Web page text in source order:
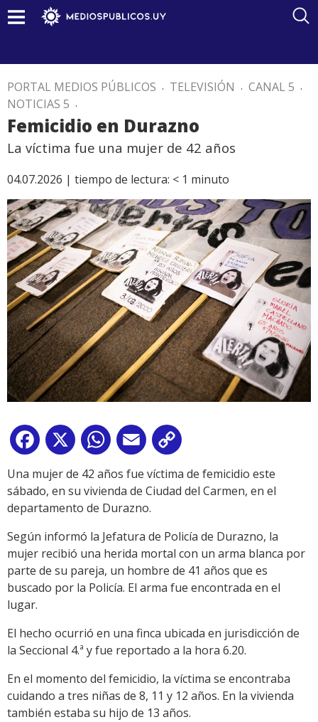
PORTAL MEDIOS PÚBLICOS . TELEVISIÓN . CANAL 5 .
NOTICIAS 5 .
Femicidio en Durazno
La víctima fue una mujer de 42 años
04.07.2026 | tiempo de lectura: < 1 minuto
Facebook
X WhatsApp
Email
Link
Una mujer de 42 años fue víctima de femicidio este
sábado, en su vivienda de Ciudad del Carmen, en el
departamento de Durazno.
Según informó la Jefatura de Policía de Durazno, la
mujer recibió una herida mortal con un arma blanca por
parte de su pareja, un hombre de 41 años que es
buscado por la Policía. El arma fue encontrada en el
lugar.
El hecho ocurrió en una finca ubicada en jurisdicción de
la Seccional 4.ª y fue reportado a la hora 6.20.
En el momento del femicidio, la víctima se encontraba
cuidando a tres niñas de 8, 11 y 12 años. En la vivienda
también estaba su hijo de 13 años.